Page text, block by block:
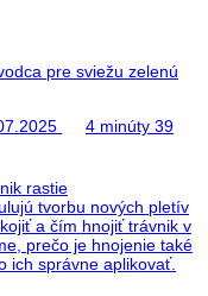
pre sviežu zelenú
4 minúty 39
rastie
tvorbu nových pletív
a čím hnojiť trávnik v
prečo je hnojenie také
ich správne aplikovať.